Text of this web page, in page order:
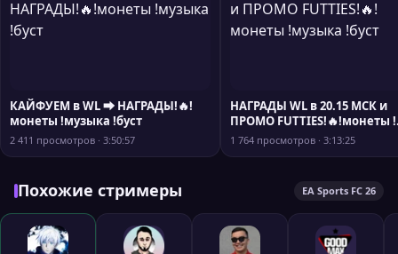
КАЙФУЕМ в WL ⮕ НАГРАДЫ!🔥!
монеты !музыка !буст
2 411 просмотров · 3:50:57
НАГРАДЫ WL в 20.15 МСК и
ПРОМО FUTTIES!🔥!монеты !
музыка !буст
1 764 просмотров · 3:13:25
Похожие стримеры EA Sports FC 26